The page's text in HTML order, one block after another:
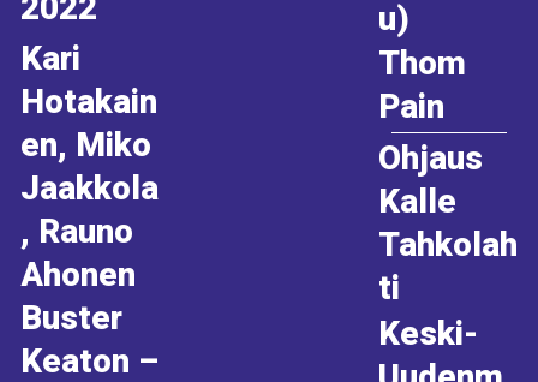
Kari
Hotakain
en, Miko
Jaakkola
, Rauno
Ahonen
Buster
Keaton –
u)
Thom
Pain
Ohjaus
Kalle
Tahkolah
ti
Keski-